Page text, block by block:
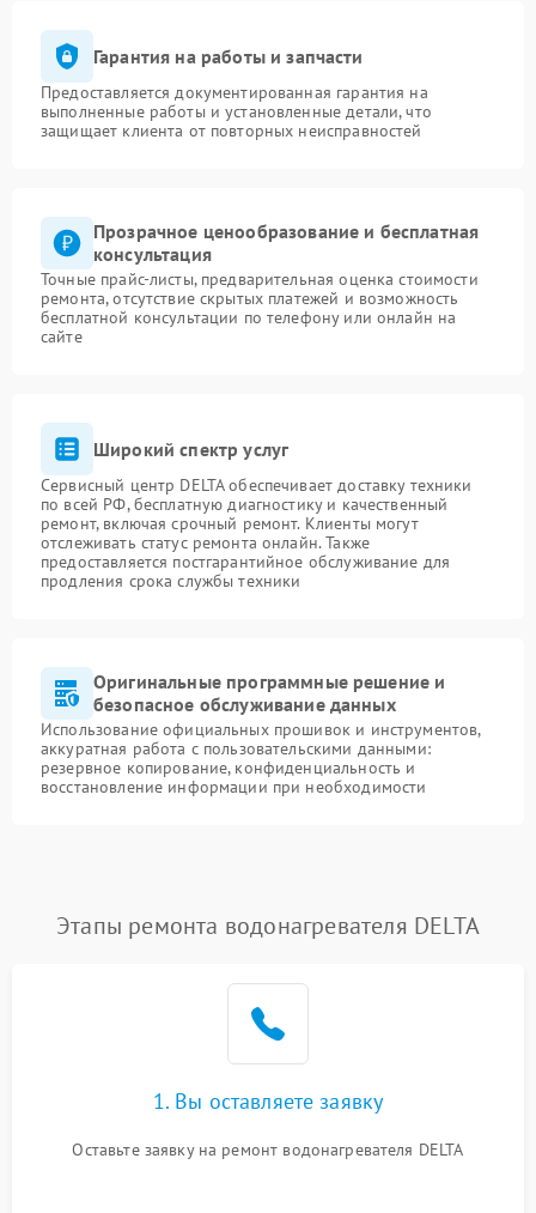
Гарантия на работы и запчасти
Предоставляется документированная гарантия на
выполненные работы и установленные детали, что
защищает клиента от повторных неисправностей
Прозрачное ценообразование и бесплатная
консультация
Точные прайс-листы, предварительная оценка стоимости
ремонта, отсутствие скрытых платежей и возможность
бесплатной консультации по телефону или онлайн на
сайте
Широкий спектр услуг
Сервисный центр DELTA обеспечивает доставку техники
по всей РФ, бесплатную диагностику и качественный
ремонт, включая срочный ремонт. Клиенты могут
отслеживать статус ремонта онлайн. Также
предоставляется постгарантийное обслуживание для
продления срока службы техники
Оригинальные программные решение и
безопасное обслуживание данных
Использование официальных прошивок и инструментов,
аккуратная работа с пользовательскими данными:
резервное копирование, конфиденциальность и
восстановление информации при необходимости
Этапы ремонта водонагревателя DELTA
1. Вы оставляете заявку
Оставьте заявку на ремонт водонагревателя DELTA